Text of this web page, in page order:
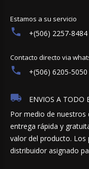
Estamos a su servicio
+(506) 2257-8484
Contacto directo via
+(506) 6205-5050
ENVIOS A TODO
Por medio de
entrega rápida y
valor del producto. Los
distribuidor asignado